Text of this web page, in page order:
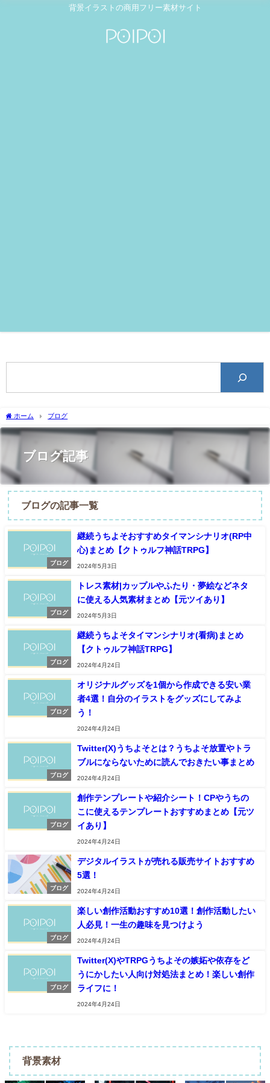
背景イラストの商用フリー素材サイト
ホーム ブログ
ブログ記事
ブログの記事一覧
ブログ
継続うちよそおすすめタイマンシナリオ(RP中
心)まとめ【クトゥルフ神話TRPG】
2024年5月3日
ブログ
トレス素材|カップルやふたり・夢絵などネタ
に使える人気素材まとめ【元ツイあり】
2024年5月3日
ブログ
継続うちよそタイマンシナリオ(看病)まとめ
【クトゥルフ神話TRPG】
2024年4月24日
ブログ
オリジナルグッズを1個から作成できる安い業
者4選！自分のイラストをグッズにしてみよ
う！
2024年4月24日
ブログ
Twitter(X)うちよそとは？うちよそ放置やトラ
ブルにならないために読んでおきたい事まとめ
2024年4月24日
ブログ
創作テンプレートや紹介シート！CPやうちの
こに使えるテンプレートおすすめまとめ【元ツ
イあり】
2024年4月24日
ブログ
デジタルイラストが売れる販売サイトおすすめ
5選！
2024年4月24日
ブログ
楽しい創作活動おすすめ10選！創作活動したい
人必見！一生の趣味を見つけよう
2024年4月24日
ブログ
Twitter(X)やTRPGうちよその嫉妬や依存をど
うにかしたい人向け対処法まとめ！楽しい創作
ライフに！
2024年4月24日
背景素材